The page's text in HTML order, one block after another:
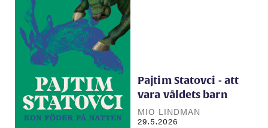
Pajtim Statovci - att
vara våldets barn
MIO LINDMAN
29.5.2026